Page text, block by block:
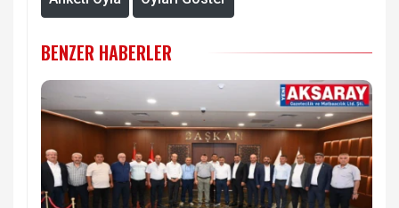
BENZER HABERLER